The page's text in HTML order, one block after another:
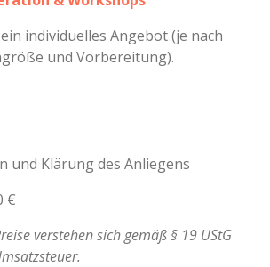
individuelles Angebot (je nach
und Vorbereitung).
und Klärung des Anliegens
€
verstehen sich gemäß § 19 UStG